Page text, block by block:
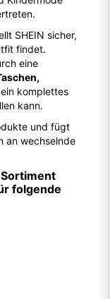
SHEIN sicher,
findet.
eine
komplettes
kann.
und fügt
an wechselnde
folgende